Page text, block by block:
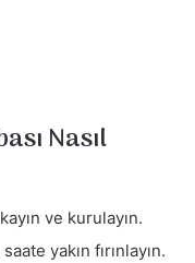
Nasıl
ve kurulayın.
yakın fırınlayın.